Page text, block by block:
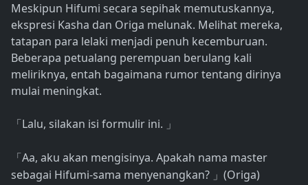
Meskipun Hifumi secara sepihak memutuskannya,
ekspresi Kasha dan Origa melunak. Melihat mereka,
tatapan para lelaki menjadi penuh kecemburuan.
Beberapa petualang perempuan berulang kali
meliriknya, entah bagaimana rumor tentang dirinya
mulai meningkat.
「 Lalu, silakan isi formulir ini. 」
「 Aa, aku akan mengisinya. Apakah nama master
sebagai Hifumi-sama menyenangkan? 」 (Origa)